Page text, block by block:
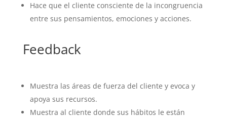
Hace que el cliente consciente de la incongruencia
entre sus pensamientos, emociones y acciones.
Feedback
Muestra las áreas de fuerza del cliente y evoca y
apoya sus recursos.
Muestra al cliente donde sus hábitos le están